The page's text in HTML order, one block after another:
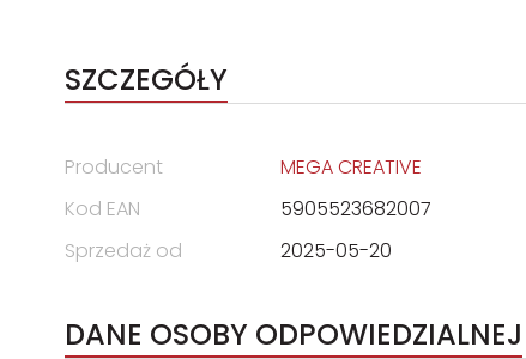
SZCZEGÓŁY
Producent
MEGA CREATIVE
Kod EAN
5905523682007
Sprzedaż od
2025-05-20
DANE OSOBY ODPOWIEDZIALNEJ